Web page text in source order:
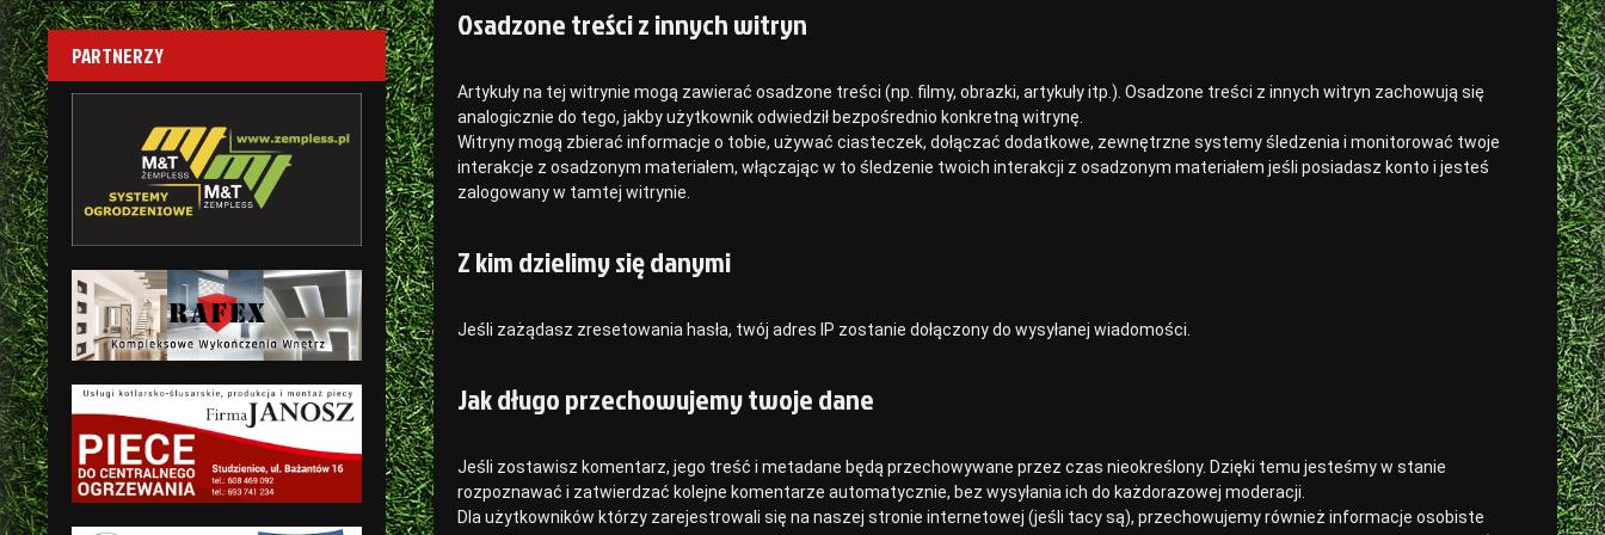
Osadzone treści z innych witryn
Artykuły na tej witrynie mogą zawierać osadzone treści (np. filmy, obrazki, artykuły itp.). Osadzone treści z innych witryn zachowują się
analogicznie do tego, jakby użytkownik odwiedził bezpośrednio konkretną witrynę.
Witryny mogą zbierać informacje o tobie, używać ciasteczek, dołączać dodatkowe, zewnętrzne systemy śledzenia i monitorować twoje
interakcje z osadzonym materiałem, włączając w to śledzenie twoich interakcji z osadzonym materiałem jeśli posiadasz konto i jesteś
zalogowany w tamtej witrynie.
Z kim dzielimy się danymi
Jeśli zażądasz zresetowania hasła, twój adres IP zostanie dołączony do wysyłanej wiadomości.
Jak długo przechowujemy twoje dane
Jeśli zostawisz komentarz, jego treść i metadane będą przechowywane przez czas nieokreślony. Dzięki temu jesteśmy w stanie
rozpoznawać i zatwierdzać kolejne komentarze automatycznie, bez wysyłania ich do każdorazowej moderacji.
Dla użytkowników którzy zarejestrowali się na naszej stronie internetowej (jeśli tacy są), przechowujemy również informacje osobiste
PARTNERZY